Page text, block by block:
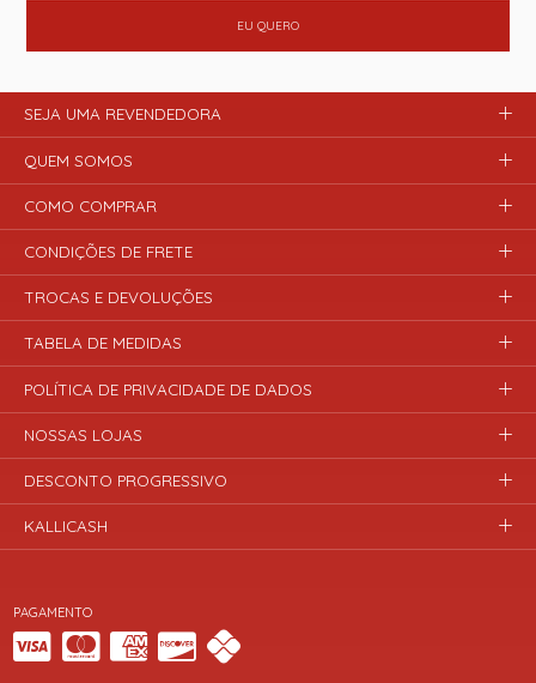
EU QUERO
PAGAMENTO
SEJA UMA REVENDEDORA
QUEM SOMOS
COMO COMPRAR
CONDIÇÕES DE FRETE
TROCAS E DEVOLUÇÕES
TABELA DE MEDIDAS
POLÍTICA DE PRIVACIDADE DE DADOS
NOSSAS LOJAS
DESCONTO PROGRESSIVO
KALLICASH